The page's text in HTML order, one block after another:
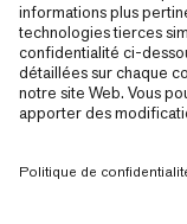
—
Sitemap
Cookies
Mentions Légales